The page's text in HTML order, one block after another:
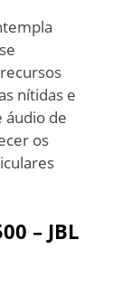
nítidas e
áudio de
os
– JBL